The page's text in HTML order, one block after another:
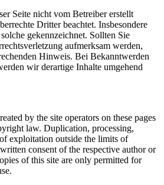
Seite nicht vom Betreiber erstellt
Dritter beachtet. Insbesondere
gekennzeichnet. Sollten Sie
aufmerksam werden,
Hinweis. Bei Bekanntwerden
wir derartige Inhalte umgehend
by the site operators on these pages
law. Duplication, processing,
exploitation outside the limits of
consent of the respective author or
of this site are only permitted for